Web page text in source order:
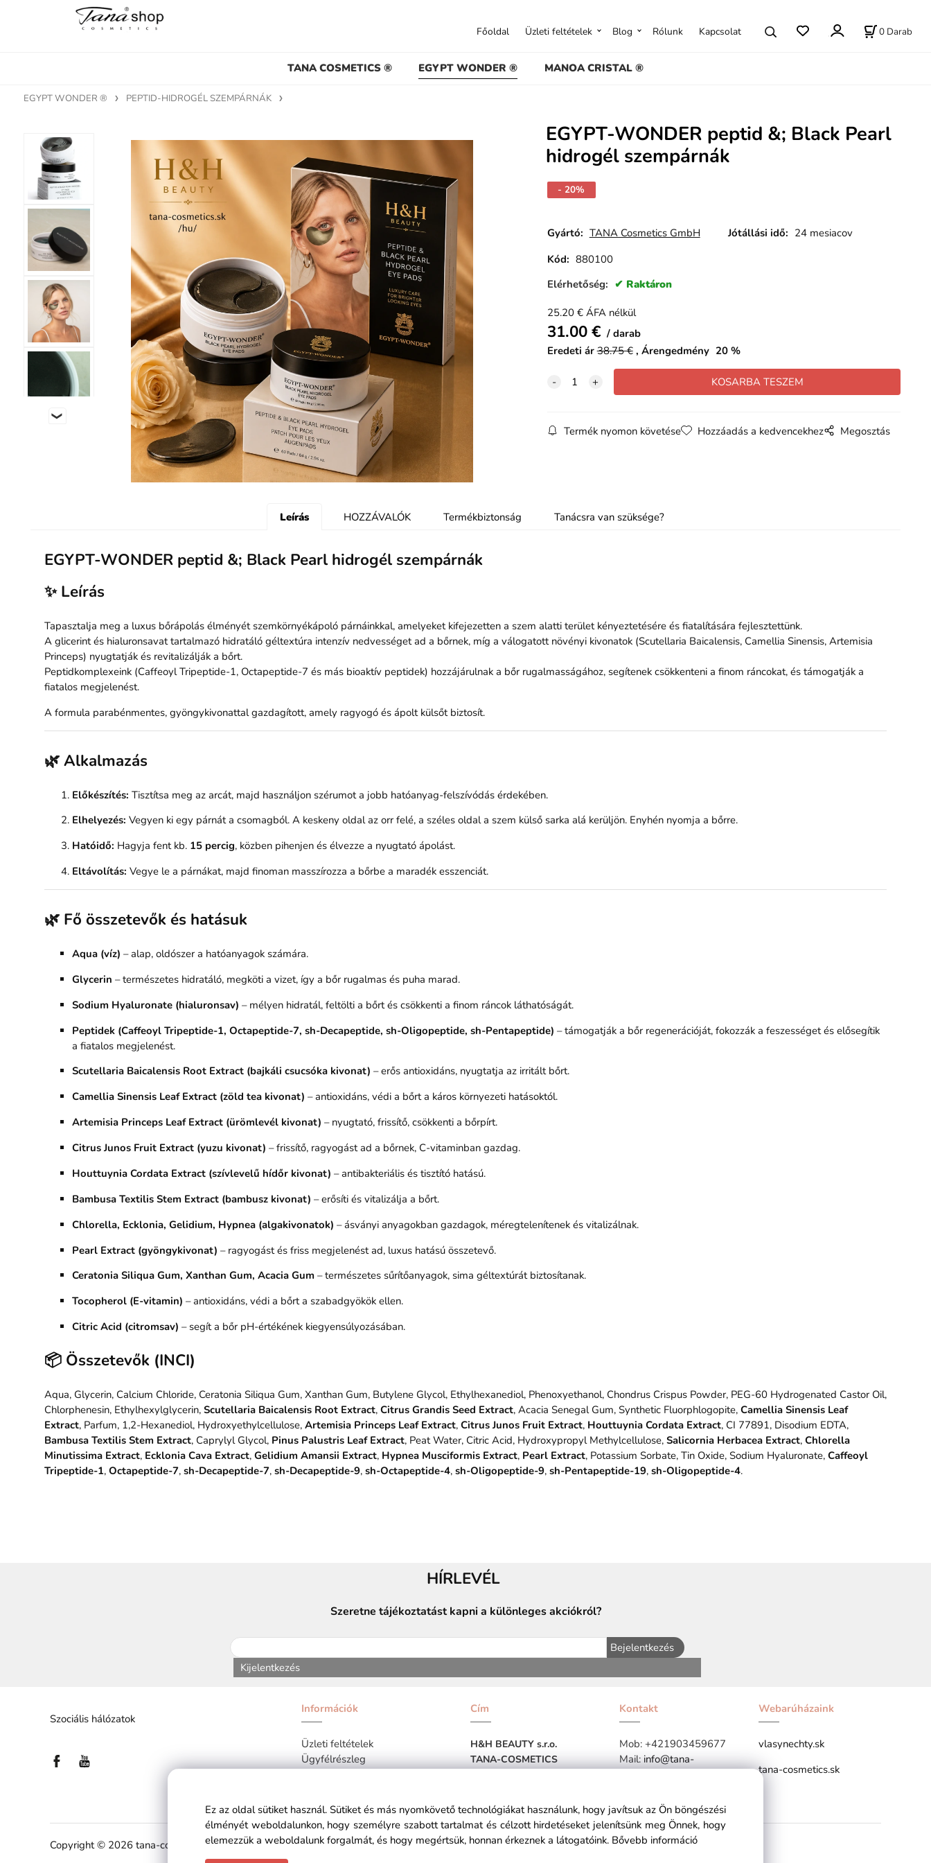
TANA COSMETICS ® EGYPT WONDER ® MANOA CRISTAL ®
Főoldal Üzleti feltételek Blog Rólunk Kapcsolat 0 Darab
EGYPT WONDER ® PEPTID-HIDROGÉL SZEMPÁRNÁK
EGYPT-WONDER peptid &; Black Pearl
hidrogél szempárnák
- 20%
Gyártó: TANA Cosmetics GmbH Jótállási idő: 24 mesiacov
Kód: 880100
Elérhetőség:
Raktáron
25.20€ ÁFA nélkül
31.00€
darab
Eredeti ár 38.75€ Árengedmény 20%
Termék nyomon követése Hozzáadás a kedvencekhez Megosztás
Leírás HOZZÁVALÓK Termékbiztonság Tanácsra van szüksége?
EGYPT-WONDER peptid &; Black Pearl hidrogél szempárnák
✨ Leírás
Tapasztalja meg a luxus bőrápolás élményét szemkörnyékápoló párnáinkkal, amelyeket kifejezetten a szem alatti terület kényeztetésére és fiatalítására fejlesztettünk.
A glicerint és hialuronsavat tartalmazó hidratáló géltextúra intenzív nedvességet ad a bőrnek, míg a válogatott növényi kivonatok (Scutellaria Baicalensis, Camellia Sinensis, Artemisia
Princeps) nyugtatják és revitalizálják a bőrt.
Peptidkomplexeink (Caffeoyl Tripeptide-1, Octapeptide-7 és más bioaktív peptidek) hozzájárulnak a bőr rugalmasságához, segítenek csökkenteni a finom ráncokat, és támogatják a
fiatalos megjelenést.
A formula parabénmentes, gyöngykivonattal gazdagított, amely ragyogó és ápolt külsőt biztosít.
🌿 Alkalmazás
Előkészítés: Tisztítsa meg az arcát, majd használjon szérumot a jobb hatóanyag-felszívódás érdekében.
Elhelyezés: Vegyen ki egy párnát a csomagból. A keskeny oldal az orr felé, a széles oldal a szem külső sarka alá kerüljön. Enyhén nyomja a bőrre.
Hatóidő: Hagyja fent kb. 15 percig, közben pihenjen és élvezze a nyugtató ápolást.
Eltávolítás: Vegye le a párnákat, majd finoman masszírozza a bőrbe a maradék esszenciát.
🌿 Fő összetevők és hatásuk
Aqua (víz) – alap, oldószer a hatóanyagok számára.
Glycerin – természetes hidratáló, megköti a vizet, így a bőr rugalmas és puha marad.
Sodium Hyaluronate (hialuronsav) – mélyen hidratál, feltölti a bőrt és csökkenti a finom ráncok láthatóságát.
Peptidek (Caffeoyl Tripeptide-1, Octapeptide-7, sh-Decapeptide, sh-Oligopeptide, sh-Pentapeptide) – támogatják a bőr regenerációját, fokozzák a feszességet és elősegítik
a fiatalos megjelenést.
Scutellaria Baicalensis Root Extract (bajkáli csucsóka kivonat) – erős antioxidáns, nyugtatja az irritált bőrt.
Camellia Sinensis Leaf Extract (zöld tea kivonat) – antioxidáns, védi a bőrt a káros környezeti hatásoktól.
Artemisia Princeps Leaf Extract (ürömlevél kivonat) – nyugtató, frissítő, csökkenti a bőrpírt.
Citrus Junos Fruit Extract (yuzu kivonat) – frissítő, ragyogást ad a bőrnek, C-vitaminban gazdag.
Houttuynia Cordata Extract (szívlevelű hídőr kivonat) – antibakteriális és tisztító hatású.
Bambusa Textilis Stem Extract (bambusz kivonat) – erősíti és vitalizálja a bőrt.
Chlorella, Ecklonia, Gelidium, Hypnea (algakivonatok) – ásványi anyagokban gazdagok, méregtelenítenek és vitalizálnak.
Pearl Extract (gyöngykivonat) – ragyogást és friss megjelenést ad, luxus hatású összetevő.
Ceratonia Siliqua Gum, Xanthan Gum, Acacia Gum – természetes sűrítőanyagok, sima géltextúrát biztosítanak.
Tocopherol (E-vitamin) – antioxidáns, védi a bőrt a szabadgyökök ellen.
Citric Acid (citromsav) – segít a bőr pH-értékének kiegyensúlyozásában.
📦 Összetevők (INCI)
Aqua, Glycerin, Calcium Chloride, Ceratonia Siliqua Gum, Xanthan Gum, Butylene Glycol, Ethylhexanediol, Phenoxyethanol, Chondrus Crispus Powder, PEG-60 Hydrogenated Castor Oil,
Chlorphenesin, Ethylhexylglycerin, Scutellaria Baicalensis Root Extract, Citrus Grandis Seed Extract, Acacia Senegal Gum, Synthetic Fluorphlogopite, Camellia Sinensis Leaf
Extract, Parfum, 1,2-Hexanediol, Hydroxyethylcellulose, Artemisia Princeps Leaf Extract, Citrus Junos Fruit Extract, Houttuynia Cordata Extract, CI 77891, Disodium EDTA,
Bambusa Textilis Stem Extract, Caprylyl Glycol, Pinus Palustris Leaf Extract, Peat Water, Citric Acid, Hydroxypropyl Methylcellulose, Salicornia Herbacea Extract, Chlorella
Minutissima Extract, Ecklonia Cava Extract, Gelidium Amansii Extract, Hypnea Musciformis Extract, Pearl Extract, Potassium Sorbate, Tin Oxide, Sodium Hyaluronate, Caffeoyl
Tripeptide-1, Octapeptide-7, sh-Decapeptide-7, sh-Decapeptide-9, sh-Octapeptide-4, sh-Oligopeptide-9, sh-Pentapeptide-19, sh-Oligopeptide-4.
HÍRLEVÉL
Szeretne tájékoztatást kapni a különleges akciókról?
Bejelentkezés
Kijelentkezés
Szociális hálózatok
Információk
Üzleti feltételek
Ügyfélrészleg
Cím
H&H BEAUTY s.r.o.
TANA-COSMETICS
Kontakt
Mob:+421903459677
Mail: info@tana-
Webarúházaink
vlasynechty.sk
tana-cosmetics.sk
Copyright © 2026 tana-cosmetics.hu All rights reserved x
Ez az oldal sütiket használ. Sütiket és más nyomkövető technológiákat használunk, hogy javítsuk az Ön böngészési
élményét weboldalunkon, hogy személyre szabott tartalmat és célzott hirdetéseket jelenítsünk meg Önnek, hogy
elemezzük a weboldalunk forgalmát, és hogy megértsük, honnan érkeznek a látogatóink. Bővebb információ